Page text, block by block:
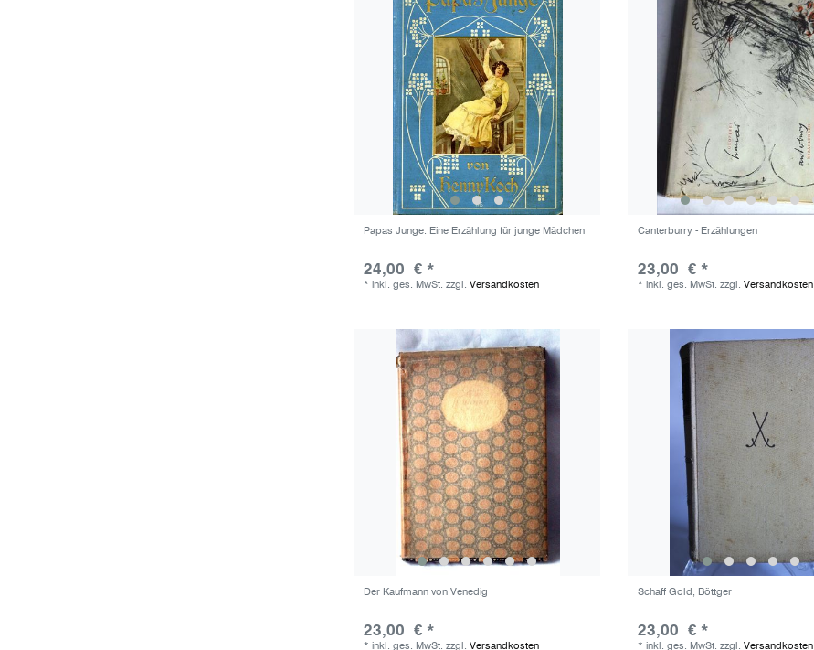
Papas Junge. Eine Erzählung für junge Mädchen
24,00 € *
*inkl. ges. MwSt. zzgl.Versandkosten
Canterburry - Erzählungen
23,00 € *
*inkl. ges. MwSt. zzgl.Versandkosten
Der Kaufmann von Venedig
23,00 € *
*inkl. ges. MwSt. zzgl.Versandkosten
Schaff Gold, Böttger
23,00 € *
*inkl. ges. MwSt. zzgl.Versandkosten